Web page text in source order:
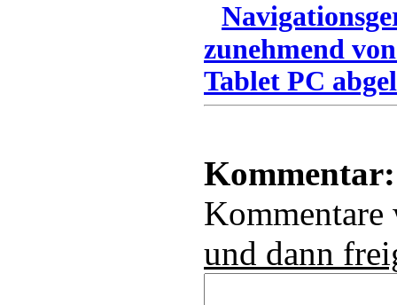
zunehmend
Tablet PC
Kommentar:
und dann